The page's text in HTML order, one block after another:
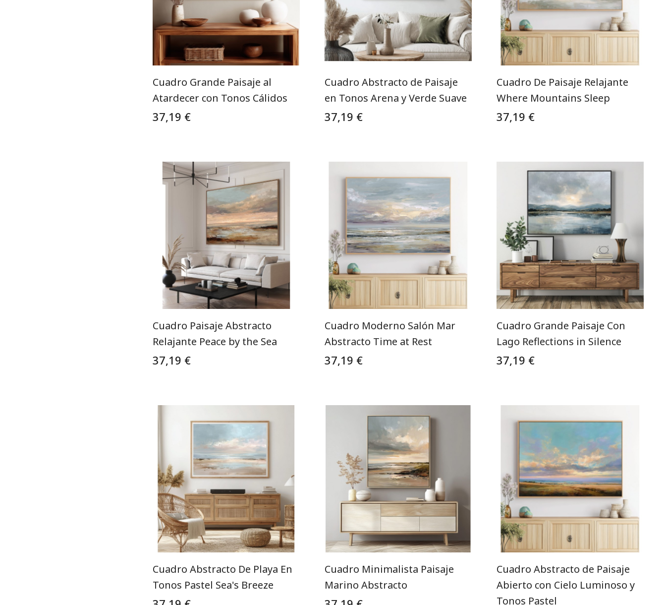
Cuadro Grande Paisaje al
Atardecer con Tonos Cálidos
37,19 €
Cuadro Abstracto de Paisaje
en Tonos Arena y Verde Suave
37,19 €
Cuadro De Paisaje Relajante
Where Mountains Sleep
37,19 €
Cuadro Paisaje Abstracto
Relajante Peace by the Sea
37,19 €
Cuadro Moderno Salón Mar
Abstracto Time at Rest
37,19 €
Cuadro Grande Paisaje Con
Lago Reflections in Silence
37,19 €
Cuadro Abstracto De Playa En
Tonos Pastel Sea's Breeze
Cuadro Minimalista Paisaje
Marino Abstracto
Cuadro Abstracto de Paisaje
Abierto con Cielo Luminoso y
Tonos Pastel